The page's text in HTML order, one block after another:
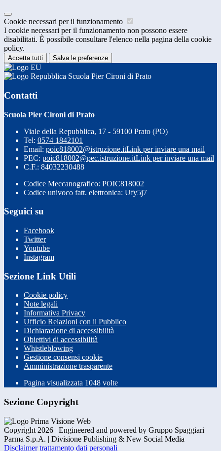
Cookie necessari per il funzionamento
I cookie necessari per il funzionamento non possono essere
disabilitati. È possibile consultare l'elenco nella pagina della cookie
policy.
Accetta tutti Salva le preferenze
Scuola Pier Cironi di Prato
Contatti
Scuola Pier Cironi di Prato
Viale della Repubblica, 17 - 59100 Prato (PO)
Tel: 0574 1842101
Email: poic818002@istruzione.itLink per inviare una mail
PEC: poic818002@pec.istruzione.itLink per inviare una mail
C.F.: 84032230488
Codice Meccanografico: POIC818002
Codice univoco fatt. elettronica: Ufy5j7
Seguici su
Facebook
Twitter
Youtube
Instagram
Sezione Link Utili
Cookie policy
Note legali
Informativa Privacy
Ufficio Relazioni con il Pubblico
Dichiarazione di accessibilità
Obiettivi di accessibilità
Whistleblowing
Gestione consensi cookie
Amministrazione trasparente
Pagina visualizzata 1048 volte
Sezione Copyright
Copyright 2026 | Engineered and powered by Gruppo Spaggiari
Parma S.p.A. | Divisione Publishing & New Social Media
Disclaimer trattamento dati personali